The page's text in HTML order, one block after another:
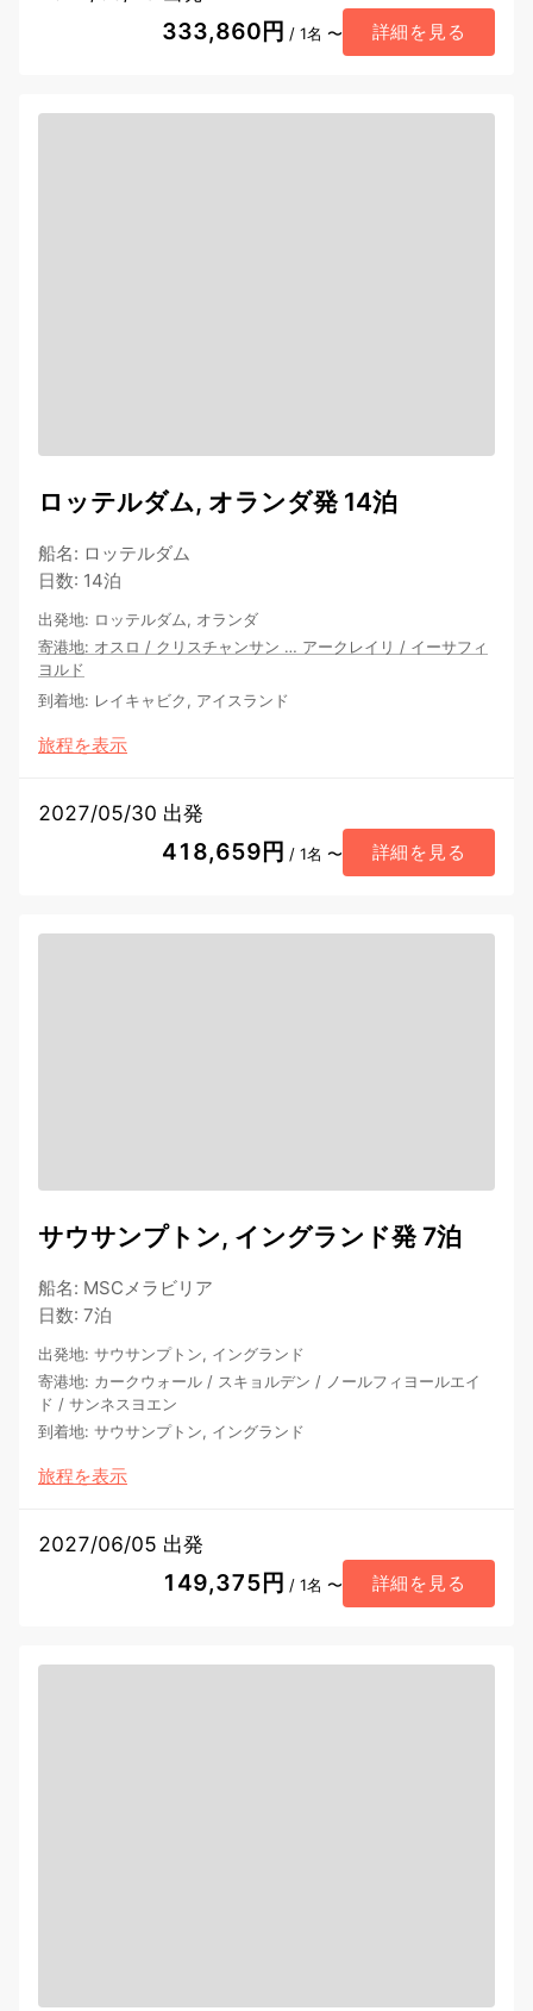
333,860円 / 1名 〜 詳細を見る
ロッテルダム, オランダ発 14泊
船名: ロッテルダム
日数: 14泊
出発地: ロッテルダム, オランダ
寄港地: オスロ / クリスチャンサン … アークレイリ / イーサフィ
ヨルド
到着地: レイキャビク, アイスランド
旅程を表示
2027/05/30 出発
418,659円 / 1名 〜 詳細を見る
サウサンプトン, イングランド発 7泊
船名: MSCメラビリア
日数: 7泊
出発地: サウサンプトン, イングランド
寄港地: カークウォール / スキョルデン / ノールフィヨールエイ
ド / サンネスヨエン
到着地: サウサンプトン, イングランド
旅程を表示
2027/06/05 出発
149,375円 / 1名 〜 詳細を見る